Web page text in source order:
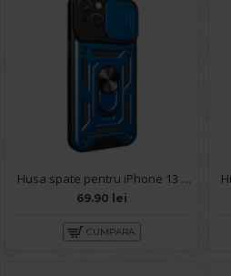
Husa spate pentru iPhone 13 - Slide Case Albastru Deschis
69.90 lei
CUMPARA